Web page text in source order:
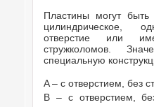
Пластины могут
цилиндрическое,
отверстие или
стружколомов.
специальную
A – с отверстием, без
B – с отверстием,